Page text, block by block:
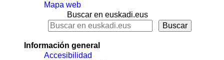
Mapa web
Buscar en euskadi.eus
Información general
Accesibilidad